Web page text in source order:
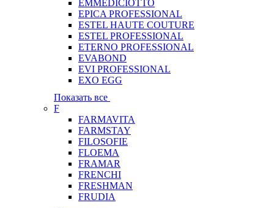
EMMEDICIOTTO
EPICA PROFESSIONAL
ESTEL HAUTE COUTURE
ESTEL PROFESSIONAL
ETERNO PROFESSIONAL
EVABOND
EVI PROFESSIONAL
EXO EGG
Показать все
F
FARMAVITA
FARMSTAY
FILOSOFIE
FLOEMA
FRAMAR
FRENCHI
FRESHMAN
FRUDIA